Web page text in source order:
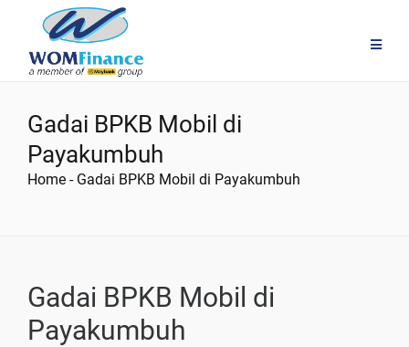
Gadai BPKB Mobil di
Payakumbuh
Home - Gadai BPKB Mobil di Payakumbuh
Gadai BPKB Mobil di
Payakumbuh